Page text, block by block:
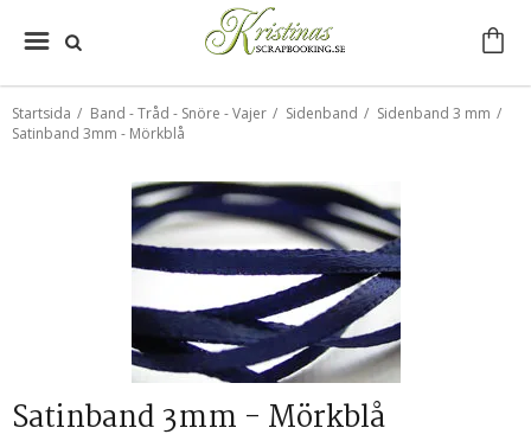
Startsida / Band - Tråd - Snöre - Vajer / Sidenband / Sidenband 3 mm /
Satinband 3mm - Mörkblå
Satinband 3mm - Mörkblå